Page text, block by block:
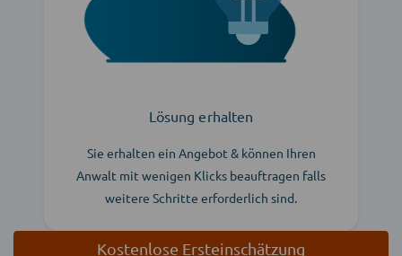
Lösung erhalten
Sie erhalten ein Angebot & können Ihren
Anwalt mit wenigen Klicks beauftragen falls
weitere Schritte erforderlich sind.
Kostenlose Ersteinschätzung